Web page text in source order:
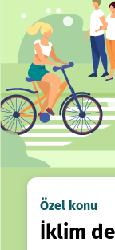
Özel konu
İklim